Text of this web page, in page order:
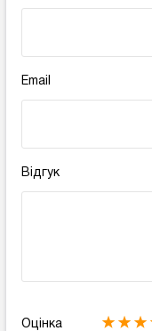
Email
Відгук
Оцінка